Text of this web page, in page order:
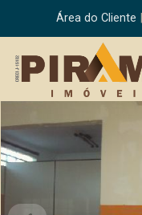
Área do Cliente